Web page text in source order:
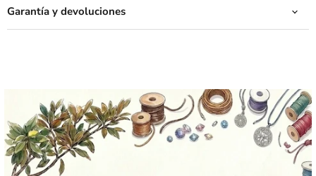
Garantía y devoluciones